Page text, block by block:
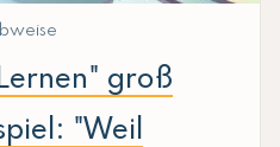
groß
"Weil